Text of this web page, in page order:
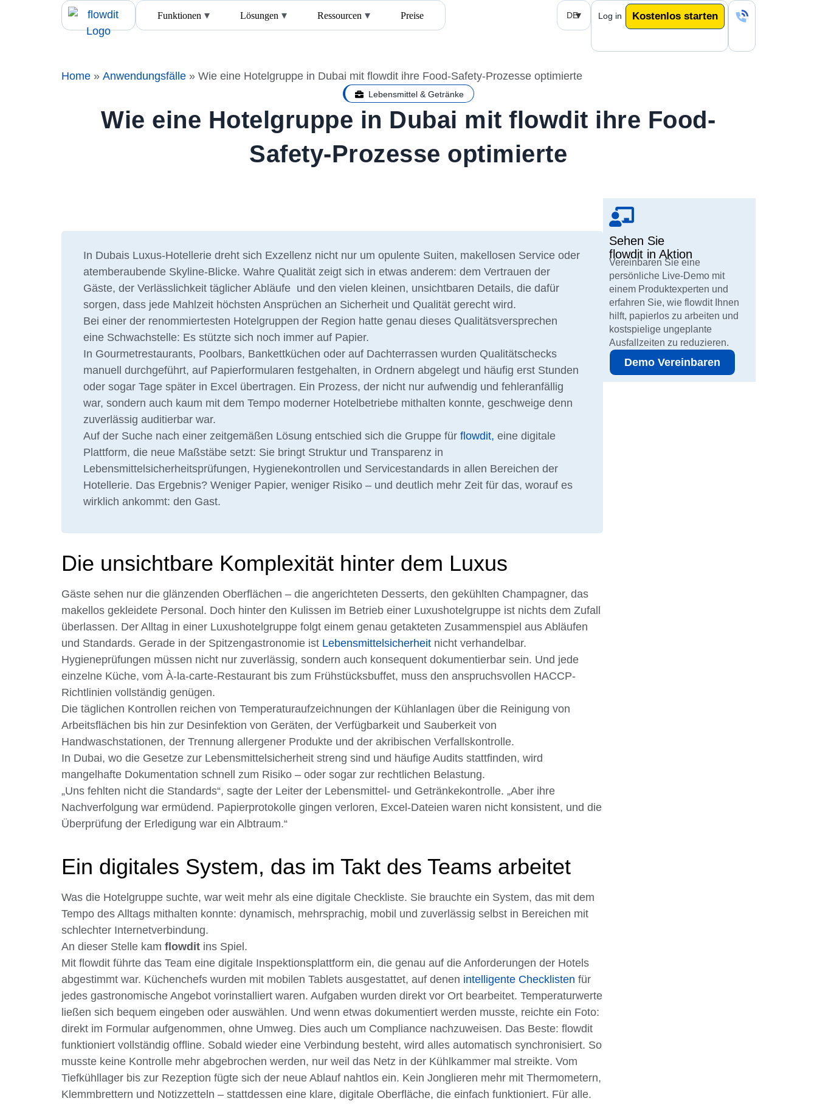
Funktionen Lösungen Ressourcen Preise DE Log in Kostenlos starten
Home» Anwendungsfälle» Wie eine Hotelgruppe in Dubai mit flowdit ihre Food-Safety-Prozesse optimierte
Lebensmittel & Getränke
Wie eine Hotelgruppe in Dubai mit flowdit ihre Food-
Safety-Prozesse optimierte
In Dubais Luxus-Hotellerie dreht sich Exzellenz nicht nur um opulente Suiten, makellosen Service oder
atemberaubende Skyline-Blicke. Wahre Qualität zeigt sich in etwas anderem: dem Vertrauen der
Gäste, der Verlässlichkeit täglicher Abläufe und den vielen kleinen, unsichtbaren Details, die dafür
sorgen, dass jede Mahlzeit höchsten Ansprüchen an Sicherheit und Qualität gerecht wird.
Bei einer der renommiertesten Hotelgruppen der Region hatte genau dieses Qualitätsversprechen
eine Schwachstelle: Es stützte sich noch immer auf Papier.
In Gourmetrestaurants, Poolbars, Bankettküchen oder auf Dachterrassen wurden Qualitätschecks
manuell durchgeführt, auf Papierformularen festgehalten, in Ordnern abgelegt und häufig erst Stunden
oder sogar Tage später in Excel übertragen. Ein Prozess, der nicht nur aufwendig und fehleranfällig
war, sondern auch kaum mit dem Tempo moderner Hotelbetriebe mithalten konnte, geschweige denn
zuverlässig auditierbar war.
Auf der Suche nach einer zeitgemäßen Lösung entschied sich die Gruppe für flowdit, eine digitale
Plattform, die neue Maßstäbe setzt: Sie bringt Struktur und Transparenz in
Lebensmittelsicherheitsprüfungen, Hygienekontrollen und Servicestandards in allen Bereichen der
Hotellerie. Das Ergebnis? Weniger Papier, weniger Risiko – und deutlich mehr Zeit für das, worauf es
wirklich ankommt: den Gast.
Die unsichtbare Komplexität hinter dem Luxus
Gäste sehen nur die glänzenden Oberflächen – die angerichteten Desserts, den gekühlten Champagner, das
makellos gekleidete Personal. Doch hinter den Kulissen im Betrieb einer Luxushotelgruppe ist nichts dem Zufall
überlassen. Der Alltag in einer Luxushotelgruppe folgt einem genau getakteten Zusammenspiel aus Abläufen
und Standards. Gerade in der Spitzengastronomie ist Lebensmittelsicherheitnicht verhandelbar.
Hygieneprüfungen müssen nicht nur zuverlässig, sondern auch konsequent dokumentierbar sein. Und jede
einzelne Küche, vom À-la-carte-Restaurant bis zum Frühstücksbuffet, muss den anspruchsvollen HACCP-
Richtlinien vollständig genügen.
Die täglichen Kontrollen reichen von Temperaturaufzeichnungen der Kühlanlagen über die Reinigung von
Arbeitsflächen bis hin zur Desinfektion von Geräten, der Verfügbarkeit und Sauberkeit von
Handwaschstationen, der Trennung allergener Produkte und der akribischen Verfallskontrolle.
In Dubai, wo die Gesetze zur Lebensmittelsicherheit streng sind und häufige Audits stattfinden, wird
mangelhafte Dokumentation schnell zum Risiko – oder sogar zur rechtlichen Belastung.
„Uns fehlten nicht die Standards“, sagte der Leiter der Lebensmittel- und Getränkekontrolle. „Aber ihre
Nachverfolgung war ermüdend. Papierprotokolle gingen verloren, Excel-Dateien waren nicht konsistent, und die
Überprüfung der Erledigung war ein Albtraum.“
Ein digitales System, das im Takt des Teams arbeitet
Was die Hotelgruppe suchte, war weit mehr als eine digitale Checkliste. Sie brauchte ein System, das mit dem
Tempo des Alltags mithalten konnte: dynamisch, mehrsprachig, mobil und zuverlässig selbst in Bereichen mit
schlechter Internetverbindung.
An dieser Stelle kam flowditins Spiel.
Mit flowdit führte das Team eine digitale Inspektionsplattform ein, die genau auf die Anforderungen der Hotels
abgestimmt war. Küchenchefs wurden mit mobilen Tablets ausgestattet, auf denen intelligente Checklisten für
jedes gastronomische Angebot vorinstalliert waren. Aufgaben wurden direkt vor Ort bearbeitet. Temperaturwerte
ließen sich bequem eingeben oder auswählen. Und wenn etwas dokumentiert werden musste, reichte ein Foto:
direkt im Formular aufgenommen, ohne Umweg. Dies auch um Compliance nachzuweisen. Das Beste: flowdit
funktioniert vollständig offline. Sobald wieder eine Verbindung besteht, wird alles automatisch synchronisiert. So
musste keine Kontrolle mehr abgebrochen werden, nur weil das Netz in der Kühlkammer mal streikte. Vom
Tiefkühllager bis zur Rezeption fügte sich der neue Ablauf nahtlos ein. Kein Jonglieren mehr mit Thermometern,
Klemmbrettern und Notizzetteln – stattdessen eine klare, digitale Oberfläche, die einfach funktioniert. Für alle.
Sehen Sie
flowdit in Aktion
Vereinbaren Sie eine
persönliche Live-Demo mit
einem Produktexperten und
erfahren Sie, wie flowdit Ihnen
hilft, papierlos zu arbeiten und
kostspielige ungeplante
Ausfallzeiten zu reduzieren.
Demo Vereinbaren